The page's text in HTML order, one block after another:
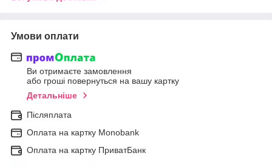
Умови оплати
Ви отримаєте замовлення
або гроші повернуться на вашу картку
Детальніше
Післяплата
Оплата на картку Мonobank
Оплата на картку ПриватБанк